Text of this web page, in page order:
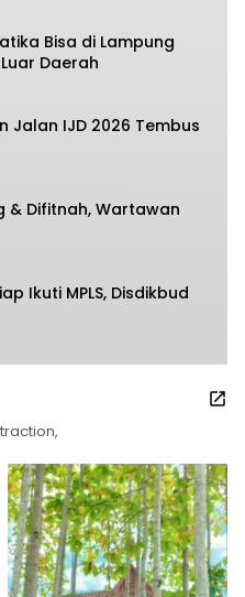
Bisa di Lampung
Daerah
Jalan IJD 2026 Tembus
& Difitnah, Wartawan
MPLS, Disdikbud